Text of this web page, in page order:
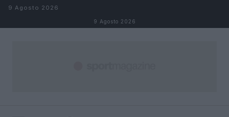
Salta al contenuto
9 Agosto 2026
9 Agosto 2026